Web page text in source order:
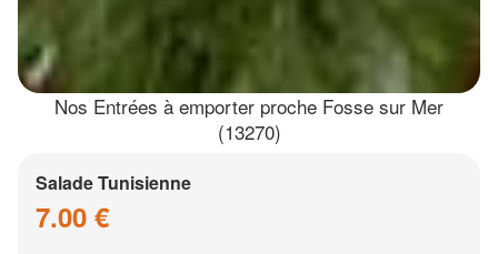
Nos Entrées à emporter proche Fosse sur Mer
(13270)
Salade Tunisienne
7.00 €